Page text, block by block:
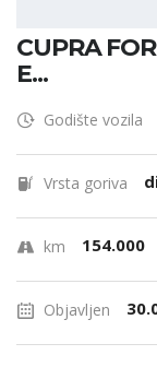
CUPRA
E...
Godište vozila
Vrsta goriva
km 154.000
Objavljen